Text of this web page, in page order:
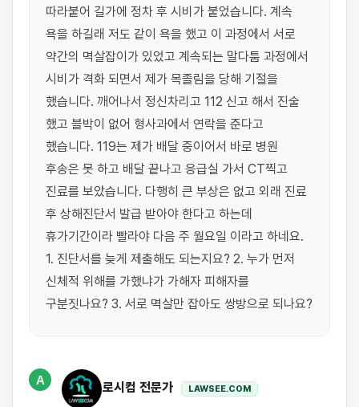
따라붙어 길가에 정차 후 시비가 붙었습니다. 계속
욕을 하길래 저도 같이 욕을 했고 이 과정에서 서로
약간의 멱살잡이가 있었고 계속되는 말다툼 과정에서
시비가 격화 되면서 제가 목졸림을 당해 기절을
했습니다. 깨어나서 정신차리고 112 신고 해서 진술
했고 블박이 없어 형사과에서 연락을 준다고
했습니다. 119는 제가 배달 중이어서 바로 병원
후송은 못 하고 배달 끝나고 응급실 가서 CT찍고
진료를 보았습니다. 다행히 큰 부상은 없고 외래 진료
후 상해진단서 발급 받아야 한다고 하는데
휴가기간이라 빨라야 다음 주 월요일 이라고 하네요.
1. 진단서를 늦게 제출해도 되는지요? 2. 누가 먼저
신체적 위해를 가했냐가 가해자 피해자를
구분짓나요? 3. 서로 멱살만 잡아도 쌍방으로 되나요?
A
로시컴 전문가 LAWSEE.COM